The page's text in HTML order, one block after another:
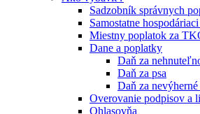
Sadzobník správnych
Samostatne
Miestny poplatok za
Dane a poplatky
Daň za
Daň za psa
Daň za
Overovanie podpisov a
Ohlasovňa